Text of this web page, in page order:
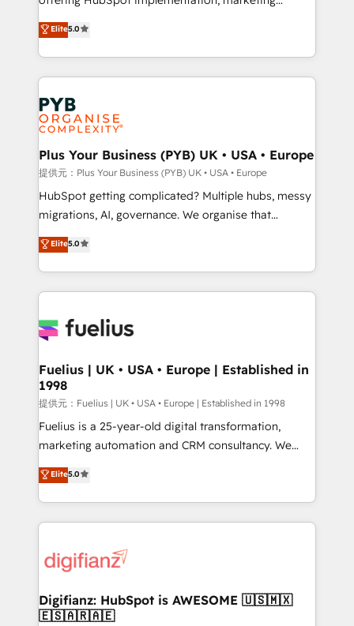
nurturing sequences. - Cross-hub setup across
Marketing, Sales, Operations, and Service Hubs. -
Ongoing optimization, managed support, and
scalable retainers. Let’s make HubSpot your most
powerful growth engine. Built to convert, scale, and
drive results.
automation, CRM and RevOps consulting, data
architecture, sales enablement, lifecycle automation,
lead scoring and revenue reporting. HubSpot,
Salesforce and integrated enterprise stacks. Digital
Marketing, Answer Engine Optimisation, and
Generative Engine Optimisation (AI Search),
HubSpot Content Hub, WordPress development,
B2B SEO, paid media, and content. We work with
enterprise and growth-led companies across
technology, professional services, financial services
and industrial sectors. Offices in Johannesburg, Cape
implementations delivered. AI visibility coverage
across ChatGPT, Claude, Perplexity, Gemini and
Innovation HubSpot Impact Award - Platform
Migration Excellence HubSpot Impact Award -
professionals.
Elite5.0
Plus Your Business (PYB) UK • USA • Europe
提供元：Plus Your Business (PYB) UK • USA • Europe
HubSpot getting complicated? Multiple hubs, messy
migrations, AI, governance. We organise that
complexity, so your team can put HubSpot to work...
Welcome to our Profile! We help with: • CRM
implementation, reports, workflows, and team
training • CRM migration from Salesforce, Pipedrive,
custom API integrations with ERP (and other
operations A little about us: • Boutique 'Elite' team of
12 • 150+ clients across Sales Hub, Marketing Hub,
Service Hub, Data Hub and CMS • ISO/IEC
27001:2022, ISO 9001:2015, and ISO 42001:2023
certified - the AI management standard • GuardHub:
Ready for the next step? Click the 👈 '𝗖𝗼𝗻𝘁𝗮𝗰𝘁
𝗯𝘂𝘀𝗶𝗻𝗲𝘀𝘀' button to get in touch (𝘸𝘦'𝘳𝘦 𝘴𝘶𝘱𝘦𝘳
Elite5.0
Fuelius | UK • USA • Europe | Established in
1998
提供元：Fuelius | UK • USA • Europe | Established in 1998
Fuelius is a 25-year-old digital transformation,
marketing automation and CRM consultancy. We
enable mid-market and enterprise clients to
maximise their return from digital and fuel their
growth. We modernise platforms, streamline
operations that are causing inefficiencies, improve
supercharge revenue operations Key services: • CRM
Transformation / Web Development • RevOps &
Sales Consulting • Marketing Automation What
Elite5.0
Digifianz: HubSpot is AWESOME 🇺🇸🇲🇽
🇪🇸🇦🇷🇦🇪